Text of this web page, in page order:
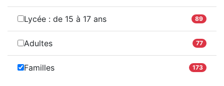
Lycée : de 15 à 17 ans 89
Adultes 77
Familles 173